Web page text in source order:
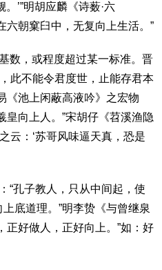
’”明胡应麟《诗薮·六
六朝窠臼中，无复向上生活。”
数，或程度超过某一标准。晋
此不能令君度世，止能存君本
《池上闲蔽高液吟》之宏物
皇向上人。”宋胡仔《苕溪渔隐
云：‘苏哥风味逼天真，恐是
“孔子教人，只从中间起，使
底道理。”明李贽《与曾继泉
正好做人，正好向上。”如：好